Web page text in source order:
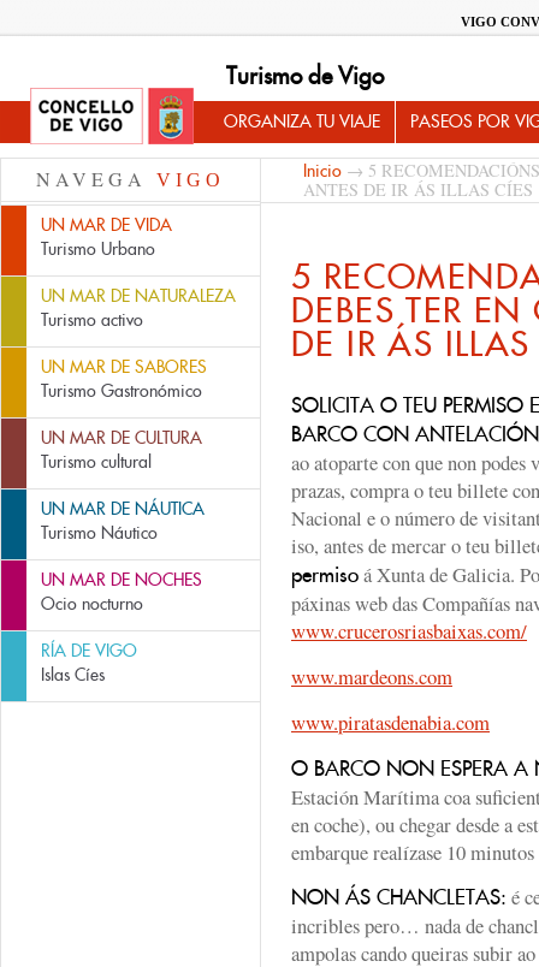
VIGO
Turismo de Vigo
ORGANIZA TU VIAJE PASEOS POR
NAVEGA VIGO
UN MAR DE VIDA
Turismo Urbano
UN MAR DE NATURALEZA
Turismo activo
UN MAR DE SABORES
Turismo Gastronómico
UN MAR DE CULTURA
Turismo cultural
UN MAR DE NÁUTICA
Turismo Náutico
UN MAR DE NOCHES
Ocio nocturno
RÍA DE VIGO
Islas Cíes
Inicio → 5
ANTES DE IR ÁS ILLAS CÍES
5
DEBES TER
DE IR ÁS
SOLICITA O TEU PERMISO
BARCO CON ANTELACIÓN
ao atoparte con que non
prazas, compra o teu billete
Nacional e o número de
iso, antes de mercar o teu
permisoá Xunta de Galicia.
páxinas web das Compañías
www.crucerosriasbaixas.com/
www.mardeons.com
www.piratasdenabia.com
O BARCO NON ESPERA A
Estación Marítima coa
en coche), ou chegar desde a
embarque realízase 10 minutos
NON ÁS CHANCLETAS: é
incribles pero… nada de
ampolas cando queiras subir